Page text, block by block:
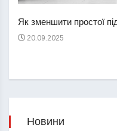
Як зменшити простої
20.09.2025
Новини